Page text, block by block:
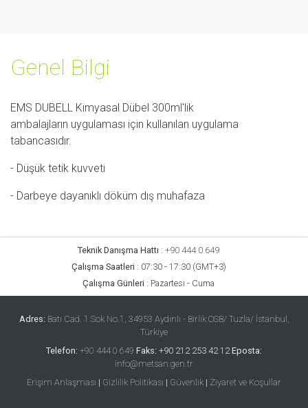
Genel Bilgi
EMS DUBELL Kimyasal Dübel 300ml'lik
ambalajların uygulaması için kullanılan uygulama
tabancasıdır.
- Düşük tetik kuvveti
- Darbeye dayanıklı döküm dış muhafaza
Teknik Danışma Hattı : +90 444 0 649
Çalışma Saatleri : 07:30 - 17:30 (GMT+3)
Çalışma Günleri : Pazartesi - Cuma
Adres: Batı Cad. 1.Sok No.1, 34953 Aydınlı - Birlik OSB/ Tuzla/ İstanbul,
Türkiye
Telefon: +90 444 0 649 Faks: +90 212 253 42 12 Eposta:
info@metsan.gen.tr
Erişim Anlaşması | Gizlilik Politikası | Güvenlik | Ziyaret ve Koşullar